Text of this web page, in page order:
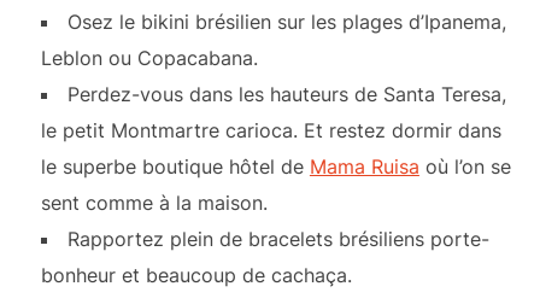
Osez le bikini brésilien sur les plages d’Ipanema,
Leblon ou Copacabana.
Perdez-vous dans les hauteurs de Santa Teresa,
le petit Montmartre carioca. Et restez dormir dans
le superbe boutique hôtel de Mama Ruisa où l’on se
sent comme à la maison.
Rapportez plein de bracelets brésiliens porte-
bonheur et beaucoup de cachaça.